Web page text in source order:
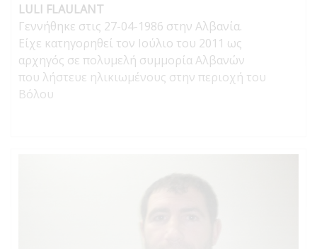
LULI FLAULANT
Γεννήθηκε στις 27-04-1986 στην Αλβανία.
Είχε κατηγορηθεί τον Ιούλιο του 2011 ως
αρχηγός σε πολυμελή συμμορία Αλβανών
που λήστευε ηλικιωμένους στην περιοχή του
Βόλου